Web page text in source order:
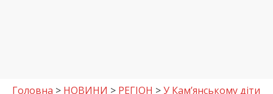
Головна > НОВИНИ > РЕГІОН >У Кам’янському діти